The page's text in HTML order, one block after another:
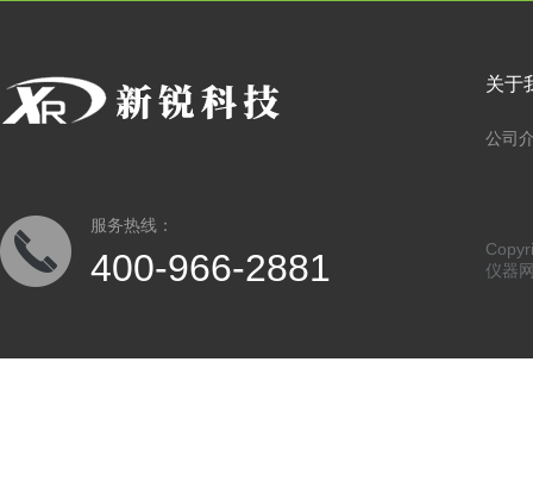
服务热线：
400-966-2881
关于
公司
仪器